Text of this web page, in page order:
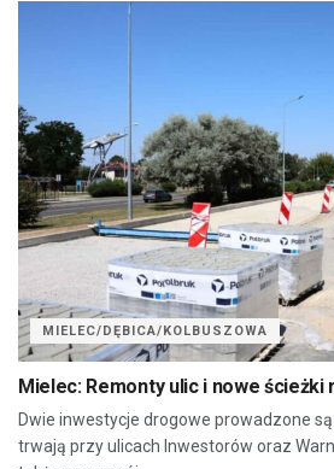
MIELEC/DĘBICA/KOLBUSZOWA
Mielec: Remonty ulic i nowe ścieżki
Dwie inwestycje drogowe prowadzone
trwają przy ulicach Inwestorów oraz